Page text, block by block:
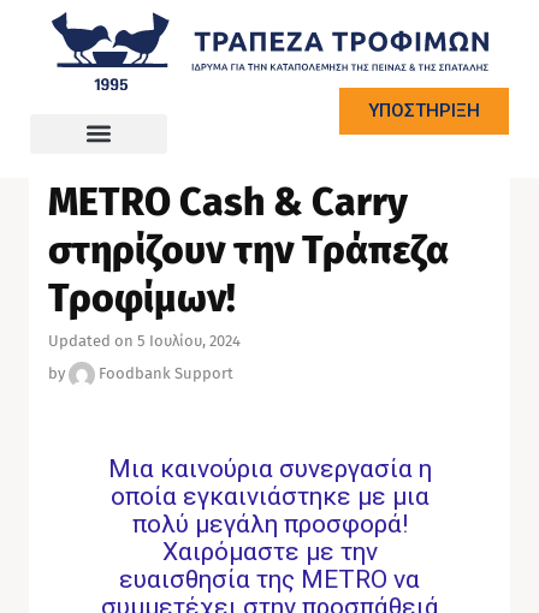
ΥΠΟΣΤΗΡΙΞΗ
Τα My Market και τα
METRO Cash & Carry
στηρίζουν την Τράπεζα
Τροφίμων!
Updated on 5 Ιουλίου, 2024
by
Foodbank Support
Μια καινούρια συνεργασία η
οποία εγκαινιάστηκε με μια
πολύ μεγάλη προσφορά!
Χαιρόμαστε με την
ευαισθησία της ΜETRO να
συμμετέχει στην προσπάθειά